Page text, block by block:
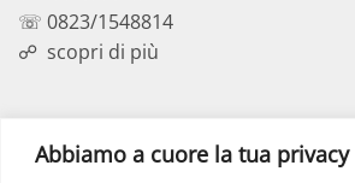
Abbiamo a cuore la tua privacy
☏ 0823/1548814
☍ scopri di più